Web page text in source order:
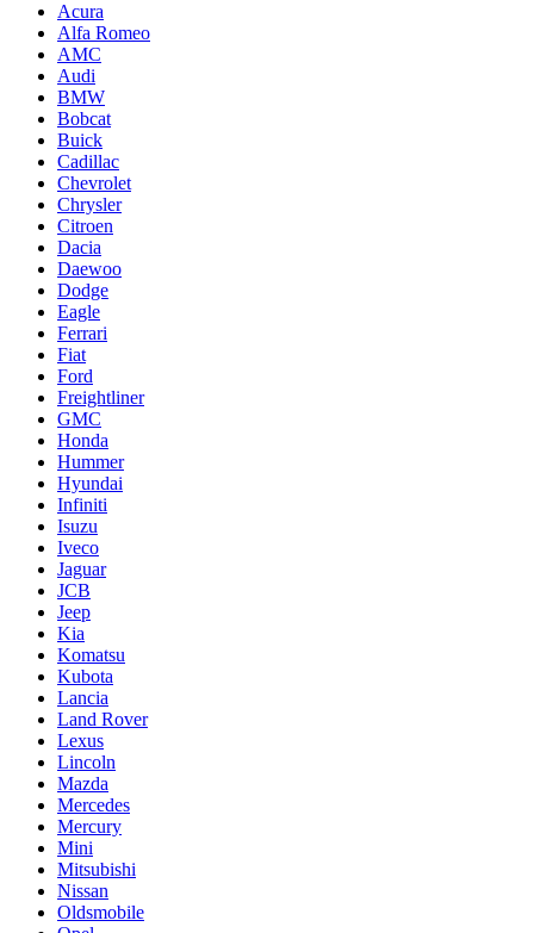
Acura
Alfa Romeo
AMC
Audi
BMW
Bobcat
Buick
Cadillac
Chevrolet
Chrysler
Citroen
Dacia
Daewoo
Dodge
Eagle
Ferrari
Fiat
Ford
Freightliner
GMC
Honda
Hummer
Hyundai
Infiniti
Isuzu
Iveco
Jaguar
JCB
Jeep
Kia
Komatsu
Kubota
Lancia
Land Rover
Lexus
Lincoln
Mazda
Mercedes
Mercury
Mini
Mitsubishi
Nissan
Oldsmobile